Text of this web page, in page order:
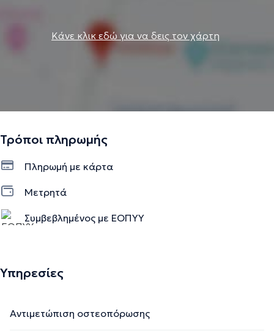
Κάνε κλικ εδώ για να δεις τον χάρτη
Τρόποι πληρωμής
Πληρωμή με κάρτα
Μετρητά
Συμβεβλημένος με ΕΟΠΥΥ
Υπηρεσίες
Αντιμετώπιση οστεοπόρωσης